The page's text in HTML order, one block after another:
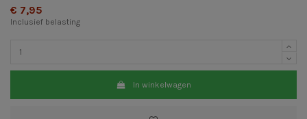
€ 7,95
Inclusief belasting
In winkelwagen